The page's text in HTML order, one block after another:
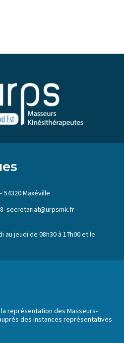
54320 Maxéville
secretariat@urpsmk.fr –
jeudi de 08h30 à 17h00 et le
la représentation des Masseurs-
des instances représentatives